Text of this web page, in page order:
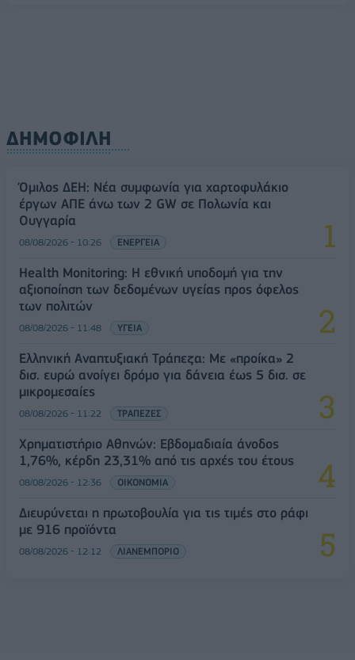
ΔΗΜΟΦΙΛΗ
Όμιλος ΔΕΗ: Νέα συμφωνία για χαρτοφυλάκιο
έργων ΑΠΕ άνω των 2 GW σε Πολωνία και
Ουγγαρία
08/08/2026 - 10:26 ΕΝΕΡΓΕΙΑ
Health Monitoring: Η εθνική υποδομή για την
αξιοποίηση των δεδομένων υγείας προς όφελος
των πολιτών
08/08/2026 - 11:48 ΥΓΕΙΑ
Ελληνική Αναπτυξιακή Τράπεζα: Με «προίκα» 2
δισ. ευρώ ανοίγει δρόμο για δάνεια έως 5 δισ. σε
μικρομεσαίες
08/08/2026 - 11:22 ΤΡΑΠΕΖΕΣ
Χρηματιστήριο Αθηνών: Εβδομαδιαία άνοδος
1,76%, κέρδη 23,31% από τις αρχές του έτους
08/08/2026 - 12:36 ΟΙΚΟΝΟΜΙΑ
Διευρύνεται η πρωτοβουλία για τις τιμές στο ράφι
με 916 προϊόντα
08/08/2026 - 12:12 ΛΙΑΝΕΜΠΟΡΙΟ